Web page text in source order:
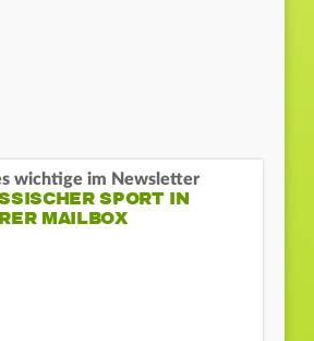
wichtige im Newsletter
SPORT IN
MAILBOX